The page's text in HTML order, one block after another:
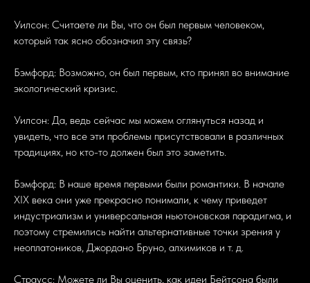
Уилсон: Считаете ли Вы, что он был первым человеком,
который так ясно обозначил эту связь?
Бэмфорд: Возможно, он был первым, кто принял во внимание
экологический кризис.
Уилсон: Да, ведь сейчас мы можем оглянуться назад и
увидеть, что все эти проблемы присутствовали в различных
традициях, но кто-то должен был это заметить.
Бэмфорд: В наше время первыми были романтики. В начале
XIX века они уже прекрасно понимали, к чему приведет
индустриализм и универсальная ньютоновская парадигма, и
поэтому стремились найти альтернативные точки зрения у
неоплатоников, Джордано Бруно, алхимиков и т. д.
Страусс: Можете ли Вы оценить, как идеи Бейтсона были